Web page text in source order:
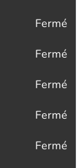
Fermé
Fermé
Fermé
Fermé
Fermé